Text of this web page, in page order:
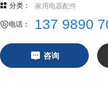
分类： 家用电器配件
电话： 137 9890
咨询